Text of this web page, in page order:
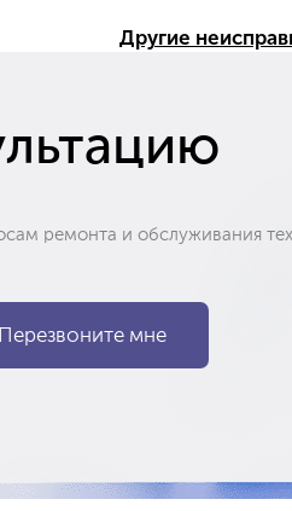
Другие
ремонта и обслуживания